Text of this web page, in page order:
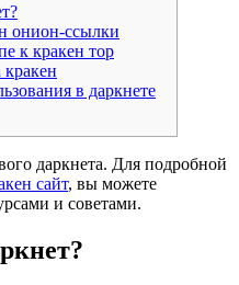
онион-ссылки
к кракен тор
в даркнете
даркнета. Для подробной
сайт, вы можете
и советами.